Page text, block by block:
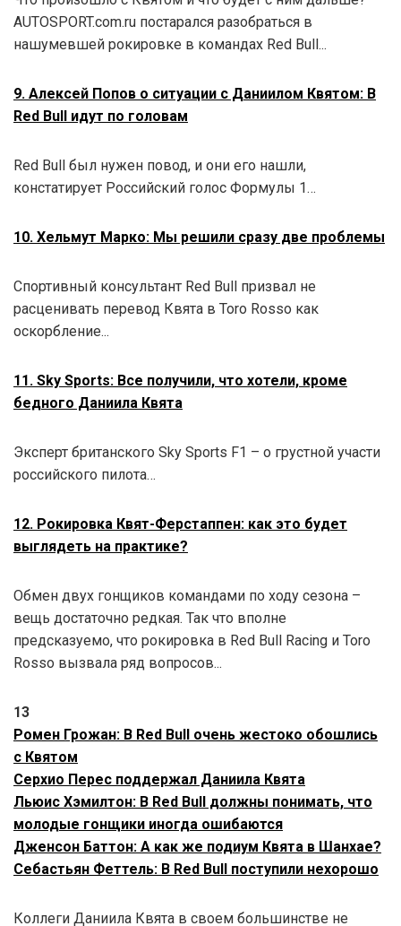
AUTOSPORT.com.ru постарался разобраться в
нашумевшей рокировке в командах Red Bull...
9. Алексей Попов о ситуации с Даниилом Квятом: В
Red Bull идут по головам
Red Bull был нужен повод, и они его нашли,
констатирует Российский голос Формулы 1…
10. Хельмут Марко: Мы решили сразу две проблемы
Спортивный консультант Red Bull призвал не
расценивать перевод Квята в Toro Rosso как
оскорбление...
11. Sky Sports: Все получили, что хотели, кроме
бедного Даниила Квята
Эксперт британского Sky Sports F1 – о грустной участи
российского пилота…
12. Рокировка Квят-Ферстаппен: как это будет
выглядеть на практике?
Обмен двух гонщиков командами по ходу сезона –
вещь достаточно редкая. Так что вполне
предсказуемо, что рокировка в Red Bull Racing и Toro
Rosso вызвала ряд вопросов...
13
Ромен Грожан: В Red Bull очень жестоко обошлись
с Квятом
Серхио Перес поддержал Даниила Квята
Льюис Хэмилтон: В Red Bull должны понимать, что
молодые гонщики иногда ошибаются
Дженсон Баттон: А как же подиум Квята в Шанхае?
Себастьян Феттель: В Red Bull поступили нехорошо
Коллеги Даниила Квята в своем большинстве не